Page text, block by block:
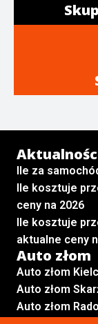
Ile za
Ile kosztuje
ceny na 2026
Ile kosztuje
aktualne ceny
Auto złom
Auto złom
Auto złom
Auto złom